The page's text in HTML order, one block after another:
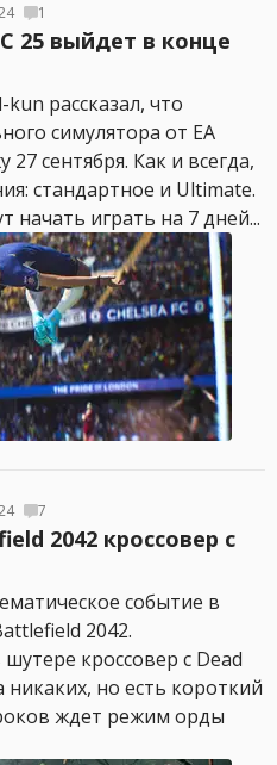
1
25 выйдет в конце
рассказал, что
симулятора от EA
сентября. Как и всегда,
стандартное и Ultimate.
начать играть на 7 дней...
7
2042 кроссовер с
событие в
2042.
кроссовер с Dead
но есть короткий
ждет режим орды